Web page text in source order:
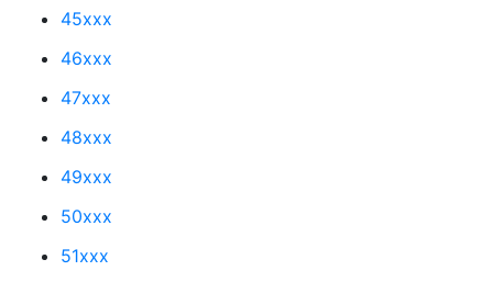
45xxx
46xxx
47xxx
48xxx
49xxx
50xxx
51xxx